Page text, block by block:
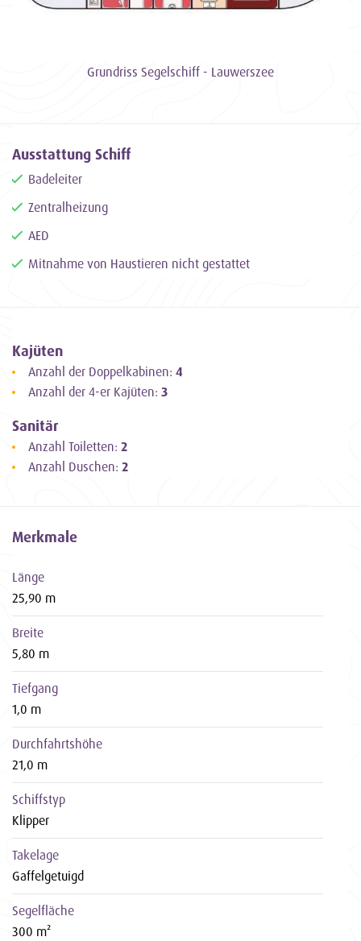
genieße die beeindruckende Natur der Watteninseln. Einen
bewundern. Skipper Erik zeigt dir die versteckten Stellen des
Bitte beachten: Die Lauwerszee ist
Junggesellenabschiede buchbar.
Endreinigung
: bei Wochenendfahrten inklusive. Bei
längeren Reisen beträgt die Endreinigung €170.
Kinderermäßigung
Kinder bis einschließlich 11 Jahre erhalten
den Reisepreis.
Grundriss Segelschiff - Lauwerszee
Ausstattung Schiff
Badeleiter
Zentralheizung
AED
Mitnahme von Haustieren nicht gestattet
Kajüten
Anzahl der Doppelkabinen: 4
Anzahl der 4-er Kajüten: 3
Sanitär
Anzahl Toiletten: 2
Anzahl Duschen: 2
Merkmale
Länge
25,90 m
Breite
5,80 m
Tiefgang
1,0 m
Durchfahrtshöhe
21,0 m
Schiffstyp
Klipper
Takelage
Gaffelgetuigd
Segelfläche
300 m²